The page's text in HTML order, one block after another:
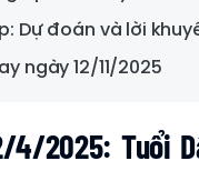
Dự đoán và lời
ngày 12/11/2025
2025: Tuổi